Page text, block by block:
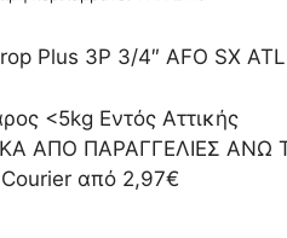
Plus 3P 3/4″ AFO SX
<5kg Εντός Αττικής
ΑΠΟ ΠΑΡΑΓΓΕΛΙΕΣ ΑΝΩ
Courier από 2,97€